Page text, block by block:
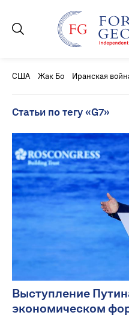
США Жак Бо Иранская
Статьи по тегу «G7»
Выступление
экономическом